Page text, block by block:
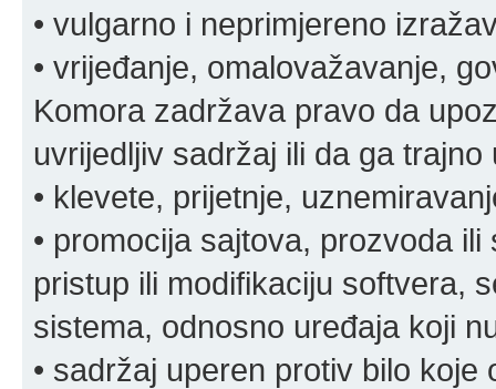
• vulgarno i neprimjereno
• vrijeđanje, omalovažavanje,
Komora zadržava pravo da
uvrijedljiv sadržaj ili da ga trajno
• klevete, prijetnje,
• promocija sajtova, prozvoda
pristup ili modifikaciju softvera,
sistema, odnosno uređaja koji
• sadržaj uperen protiv bilo